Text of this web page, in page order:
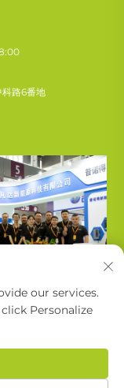
路6番地
Co., Ltd. All
our services.
Personalize